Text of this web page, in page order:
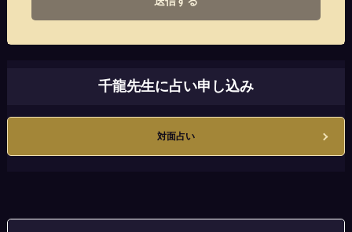
千龍先生に占い申し込み
対面占い